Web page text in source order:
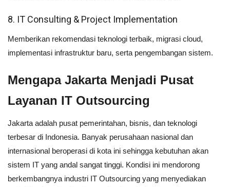
8. IT Consulting & Project Implementation
Memberikan rekomendasi teknologi terbaik, migrasi cloud,
implementasi infrastruktur baru, serta pengembangan sistem.
Mengapa Jakarta Menjadi Pusat
Layanan IT Outsourcing
Jakarta adalah pusat pemerintahan, bisnis, dan teknologi
terbesar di Indonesia. Banyak perusahaan nasional dan
internasional beroperasi di kota ini sehingga kebutuhan akan
sistem IT yang andal sangat tinggi. Kondisi ini mendorong
berkembangnya industri IT Outsourcing yang menyediakan